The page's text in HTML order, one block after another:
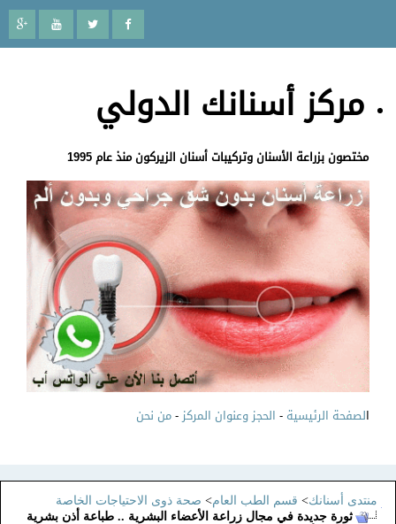
مركز أسنانك الدولي
مختصون بزراعة الأسنان وتركيبات أسنان الزيركون منذ عام 1995
لصفحة الرئيسية-الحجز وعنوان المركز-من نحن
منتدى أسنانك>قسم الطب العام>صحة ذوى الاحتياجات الخاصة
ثورة جديدة في مجال زراعة الأعضاء البشرية .. طباعة أذن بشرية